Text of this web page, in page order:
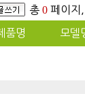
총 0 페이지,
품명 모델